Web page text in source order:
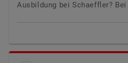
Ausbildung bei Schaeffler?